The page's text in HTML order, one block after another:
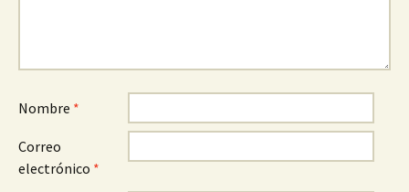
Nombre *
Correo
electrónico *